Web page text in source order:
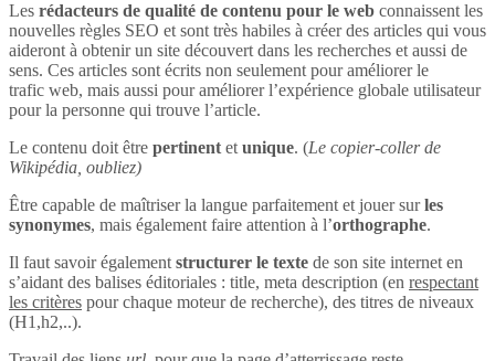
Les rédacteurs de qualité de contenu pour le web connaissent les
nouvelles règles SEO et sont très habiles à créer des articles qui vous
aideront à obtenir un site découvert dans les recherches et aussi de
sens. Ces articles sont écrits non seulement pour améliorer le
trafic web, mais aussi pour améliorer l’expérience globale utilisateur
pour la personne qui trouve l’article.
Le contenu doit être pertinent et unique. (Le copier-coller de
Wikipédia, oubliez)
Être capable de maîtriser la langue parfaitement et jouer surles
synonymes, mais également faire attention à l’orthographe.
Il faut savoir également structurer le texte de son site internet en
s’aidant des balises éditoriales : title, meta description (en respectant
les critères pour chaque moteur de recherche), des titres de niveaux
(H1,h2,..).